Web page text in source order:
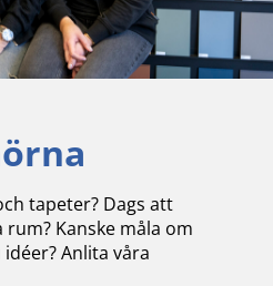
tapeter? Dags att
Kanske måla om
Anlita våra